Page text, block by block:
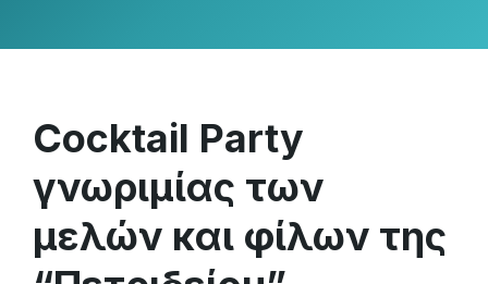
Cocktail Party
γνωριμίας των
μελών και φίλων της